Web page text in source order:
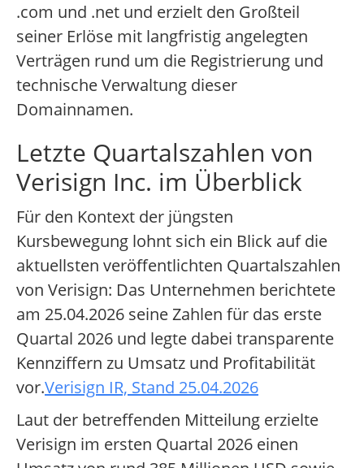
.com und .net und erzielt den Großteil
seiner Erlöse mit langfristig angelegten
Verträgen rund um die Registrierung und
technische Verwaltung dieser
Domainnamen.
Letzte Quartalszahlen von
Verisign Inc. im Überblick
Für den Kontext der jüngsten
Kursbewegung lohnt sich ein Blick auf die
aktuellsten veröffentlichten Quartalszahlen
von Verisign: Das Unternehmen berichtete
am 25.04.2026 seine Zahlen für das erste
Quartal 2026 und legte dabei transparente
Kennziffern zu Umsatz und Profitabilität
vor.Verisign IR, Stand 25.04.2026
Laut der betreffenden Mitteilung erzielte
Verisign im ersten Quartal 2026 einen